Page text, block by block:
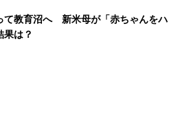
て教育沼へ 新米母が「赤ちゃんをハ
果は？